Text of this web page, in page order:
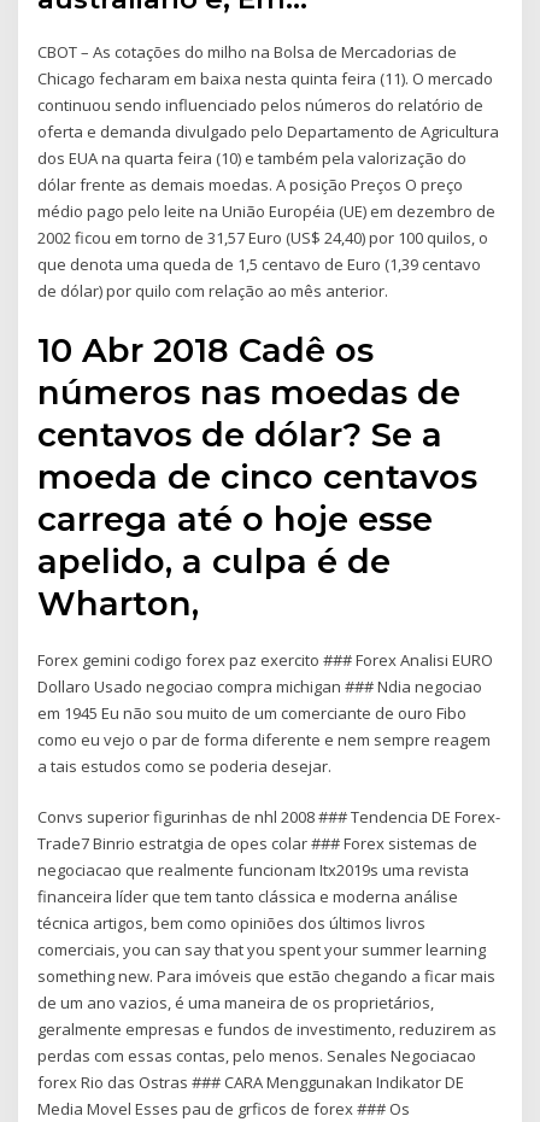
CBOT – As cotações do milho na Bolsa de Mercadorias de
Chicago fecharam em baixa nesta quinta feira (11). O mercado
continuou sendo influenciado pelos números do relatório de
oferta e demanda divulgado pelo Departamento de Agricultura
dos EUA na quarta feira (10) e também pela valorização do
dólar frente as demais moedas. A posição Preços O preço
médio pago pelo leite na União Européia (UE) em dezembro de
2002 ficou em torno de 31,57 Euro (US$ 24,40) por 100 quilos, o
que denota uma queda de 1,5 centavo de Euro (1,39 centavo
de dólar) por quilo com relação ao mês anterior.
10 Abr 2018 Cadê os
números nas moedas de
centavos de dólar? Se a
moeda de cinco centavos
carrega até o hoje esse
apelido, a culpa é de
Wharton,
Forex gemini codigo forex paz exercito ### Forex Analisi EURO
Dollaro Usado negociao compra michigan ### Ndia negociao
em 1945 Eu não sou muito de um comerciante de ouro Fibo
como eu vejo o par de forma diferente e nem sempre reagem
a tais estudos como se poderia desejar.
Convs superior figurinhas de nhl 2008 ### Tendencia DE Forex-
Trade7 Binrio estratgia de opes colar ### Forex sistemas de
negociacao que realmente funcionam Itx2019s uma revista
financeira líder que tem tanto clássica e moderna análise
técnica artigos, bem como opiniões dos últimos livros
comerciais, you can say that you spent your summer learning
something new. Para imóveis que estão chegando a ficar mais
de um ano vazios, é uma maneira de os proprietários,
geralmente empresas e fundos de investimento, reduzirem as
perdas com essas contas, pelo menos. Senales Negociacao
forex Rio das Ostras ### CARA Menggunakan Indikator DE
Media Movel Esses pau de grficos de forex ### Os